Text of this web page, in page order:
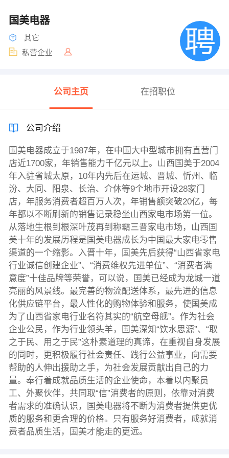
国美电器
其它
私营企业
公司主页 在招职位
公司介绍
国美电器成立于1987年，在中国大中型城市拥有直营门
店近1700家，年销售能力千亿元以上。山西国美于2004
年入驻省城太原，10年内先后在运城、晋城、忻州、临
汾、大同、阳泉、长治、介休等9个地市开设28家门
店，年服务消费者超百万人次，年销售额突破20亿，每
年都以不断刷新的销售记录稳坐山西家电市场第一位。
从落地生根到根深叶茂再到称霸三晋家电市场，山西国
美十年的发展历程是国美电器成长为中国最大家电零售
渠道的一个缩影。入晋十年，国美先后获得“山西省家电
行业诚信创建企业”、“消费维权先进单位”、“消费者满
意度”十佳品牌等荣誉，可以说，国美已经成为龙城一道
亮丽的风景线。最完善的物流配送体系，最先进的信息
化供应链平台，最人性化的购物体验和服务，使国美成
为了山西省家电行业名符其实的“航空母舰”。作为社会
企业公民，作为行业领头羊，国美深知“饮水思源”、“取
之于民、用之于民”这朴素道理的真谛，在重视自身发展
的同时，更积极履行社会责任、践行公益事业，向需要
帮助的人伸出援助之手，为社会发展贡献出自己的力
量。奉行着成就品质生活的企业使命，本着以内聚员
工、外聚伙伴，共同取“信”消费者的原则，依靠对消费
者需求的准确认识，国美电器将不断为消费者提供更优
质的服务和更合理的价格。只有服务好消费者，成就消
费者品质生活，国美才能走的更远。